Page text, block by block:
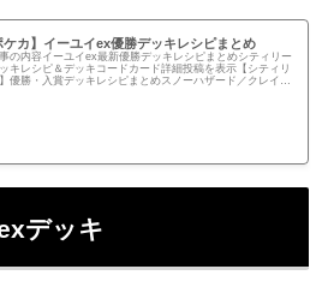
ケカ】イーユイex優勝デッキレシピまとめ
の内容イーユイex最新優勝デッキレシピまとめシティリー
キレシピ＆デッキコードカード詳細投稿を表示【シティリ
優勝・入賞デッキレシピまとめスノーハザード／クレイバ
デッキ